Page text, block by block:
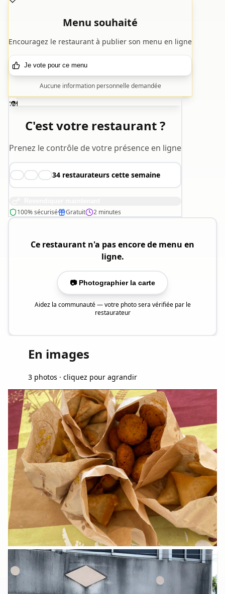
Menu souhaité
Encouragez le restaurant à publier son menu en ligne
Je vote pour ce menu
Aucune information personnelle demandée
🍽️
C'est votre restaurant ?
Prenez le contrôle de votre présence en ligne
👨‍🍳 👩‍🍳 🧑‍🍳34 restaurateurs cette semaine
100% sécurisé Gratuit 2 minutes
Ce restaurant n'a pas encore de menu en
ligne.
📷 Photographier la carte
Aidez la communauté — votre photo sera vérifiée par le
restaurateur
En images
3 photos · cliquez pour agrandir